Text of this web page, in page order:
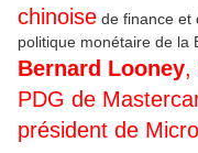
chinoise de finance et
politique monétaire de la
Bernard Looney,
PDG de
président de